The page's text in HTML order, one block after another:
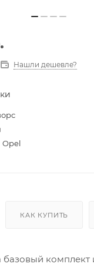
Нашли дешевле?
Opel
КАК КУПИТЬ
базовый комплект